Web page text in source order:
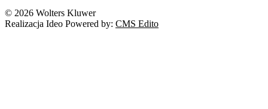
© 2026 Wolters Kluwer
Realizacja Ideo Powered by: CMS Edito